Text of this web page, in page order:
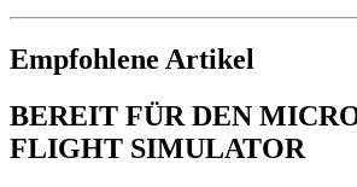
Empfohlene Artikel
BEREIT FÜR DEN
FLIGHT SIMULATOR